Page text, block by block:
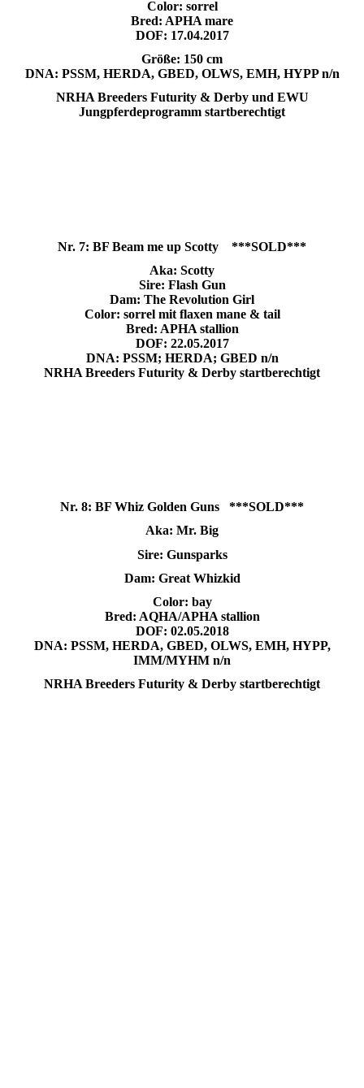
Color: sorrel
Bred: APHA mare
DOF: 17.04.2017
Größe: 150 cm
DNA: PSSM, HERDA, GBED, OLWS, EMH, HYPP n/n
NRHA Breeders Futurity & Derby und EWU
Jungpferdeprogramm startberechtigt
Nr. 7: BF Beam me up Scotty ***SOLD***
Aka: Scotty
Sire: Flash Gun
Dam: The Revolution Girl
Color: sorrel mit flaxen mane & tail
Bred: APHA stallion
DOF: 22.05.2017
DNA: PSSM; HERDA; GBED n/n
NRHA Breeders Futurity & Derby startberechtigt
Nr. 8: BF Whiz Golden Guns ***SOLD***
Aka: Mr. Big
Sire: Gunsparks
Dam: Great Whizkid
Color: bay
Bred: AQHA/APHA stallion
DOF: 02.05.2018
DNA: PSSM, HERDA, GBED, OLWS, EMH, HYPP,
IMM/MYHM n/n
NRHA Breeders Futurity & Derby startberechtigt